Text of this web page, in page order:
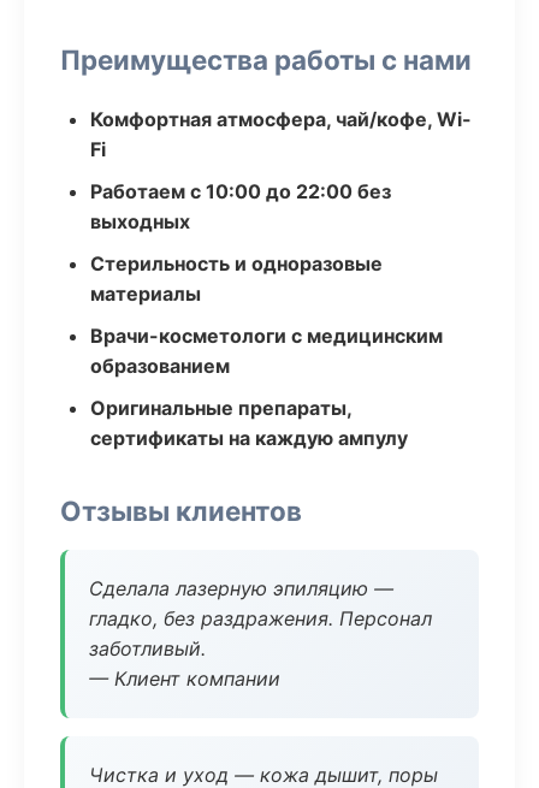
Преимущества работы с нами
Комфортная атмосфера, чай/кофе, Wi-
Fi
Работаем с 10:00 до 22:00 без
выходных
Стерильность и одноразовые
материалы
Врачи-косметологи с медицинским
образованием
Оригинальные препараты,
сертификаты на каждую ампулу
Отзывы клиентов
Сделала лазерную эпиляцию —
гладко, без раздражения. Персонал
заботливый.
— Клиент компании
Чистка и уход — кожа дышит, поры